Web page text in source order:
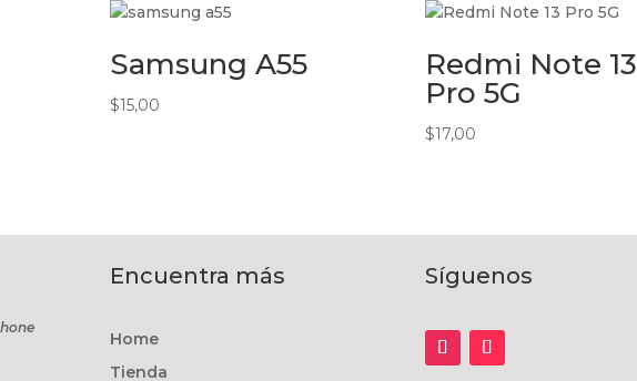
Samsung A55
$15,00
Redmi Note 13
Pro 5G
$17,00
Encuentra más
Home
Tienda
Síguenos